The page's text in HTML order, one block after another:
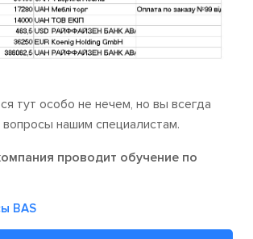
тут особо не нечем, но вы всегда
нашим специалистам.
проводит обучение по
BAS